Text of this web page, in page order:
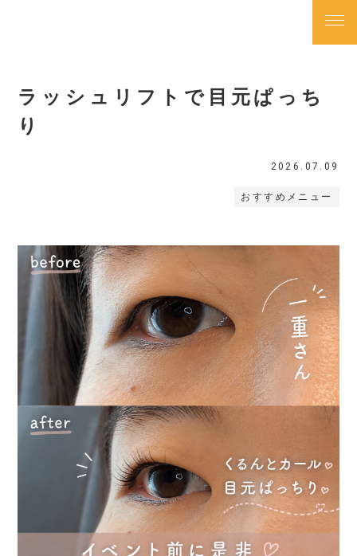
トップページ
TOP
店舗一覧
SALON
料金
PRICE
- hair＆spa Liino
- SALONDEKOU
- HITSTUDIO
ヘアスタイル
STYLE
ラッシュリフトで目元ぱっち
り
2026.07.09
おすすめメニュー